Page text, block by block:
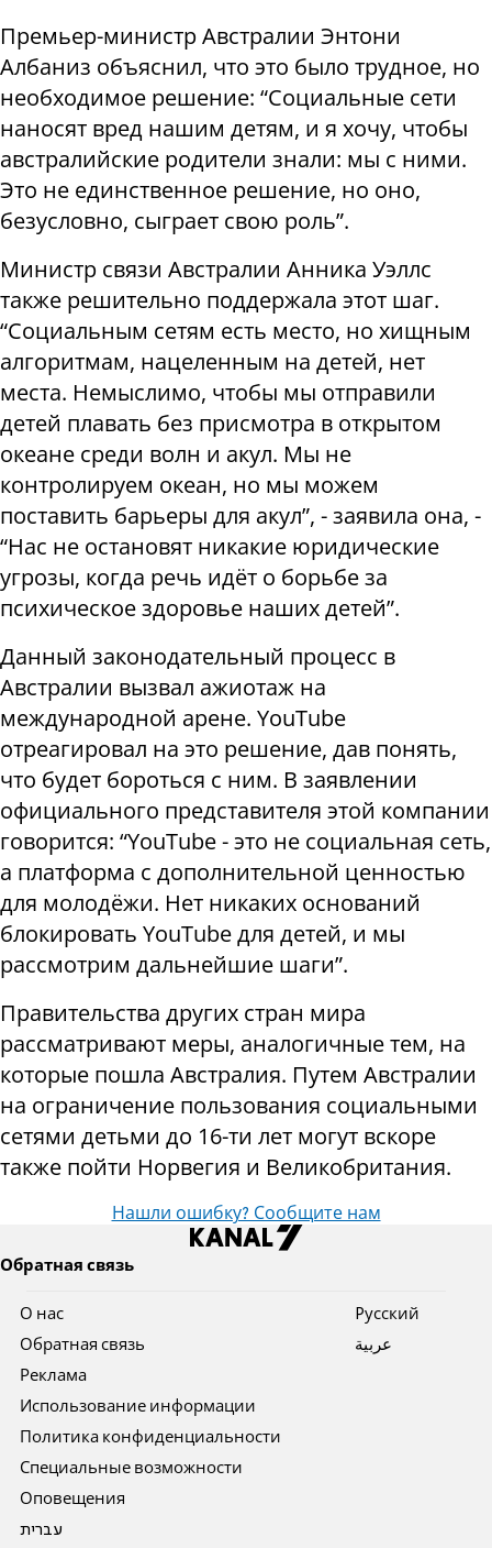
Премьер-министр Австралии Энтони
Албаниз объяснил, что это было трудное, но
необходимое решение: “Социальные сети
наносят вред нашим детям, и я хочу, чтобы
австралийские родители знали: мы с ними.
Это не единственное решение, но оно,
безусловно, сыграет свою роль”.
Министр связи Австралии Анника Уэллс
также решительно поддержала этот шаг.
“Социальным сетям есть место, но хищным
алгоритмам, нацеленным на детей, нет
места. Немыслимо, чтобы мы отправили
детей плавать без присмотра в открытом
океане среди волн и акул. Мы не
контролируем океан, но мы можем
поставить барьеры для акул”, - заявила она, -
“Нас не остановят никакие юридические
угрозы, когда речь идёт о борьбе за
психическое здоровье наших детей”.
Данный законодательный процесс в
Австралии вызвал ажиотаж на
международной арене. YouTube
отреагировал на это решение, дав понять,
что будет бороться с ним. В заявлении
официального представителя этой компании
говорится: “YouTube - это не социальная сеть,
а платформа с дополнительной ценностью
для молодёжи. Нет никаких оснований
блокировать YouTube для детей, и мы
рассмотрим дальнейшие шаги”.
Правительства других стран мира
рассматривают меры, аналогичные тем, на
которые пошла Австралия. Путем Австралии
на ограничение пользования социальными
сетями детьми до 16-ти лет могут вскоре
также пойти Норвегия и Великобритания.
Нашли ошибку? Сообщите нам
Обратная связь
О нас
Обратная связь
Реклама
Использование информации
Политика конфиденциальности
Специальные возможности
Оповещения
עברית
Pусский
عربية